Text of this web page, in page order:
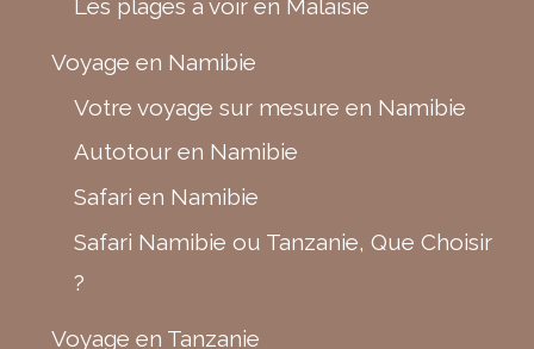
Les plages à voir en Malaisie
Voyage en Namibie
Votre voyage sur mesure en Namibie
Autotour en Namibie
Safari en Namibie
Safari Namibie ou Tanzanie, Que Choisir
?
Voyage en Tanzanie